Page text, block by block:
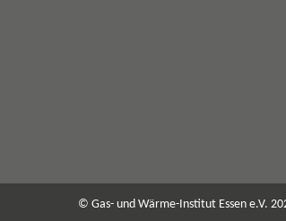
© Gas- und Wärme-Institut Essen e.V.